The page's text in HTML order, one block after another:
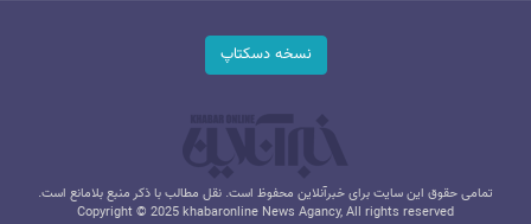
نسخه دسکتاپ
تمامی حقوق این سایت برای خبرآنلاین محفوظ است. نقل مطالب با ذکر منبع بلامانع است.
Copyright © 2025 khabaronline News Agancy, All rights reserved